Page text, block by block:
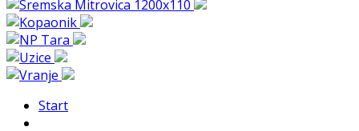
Start